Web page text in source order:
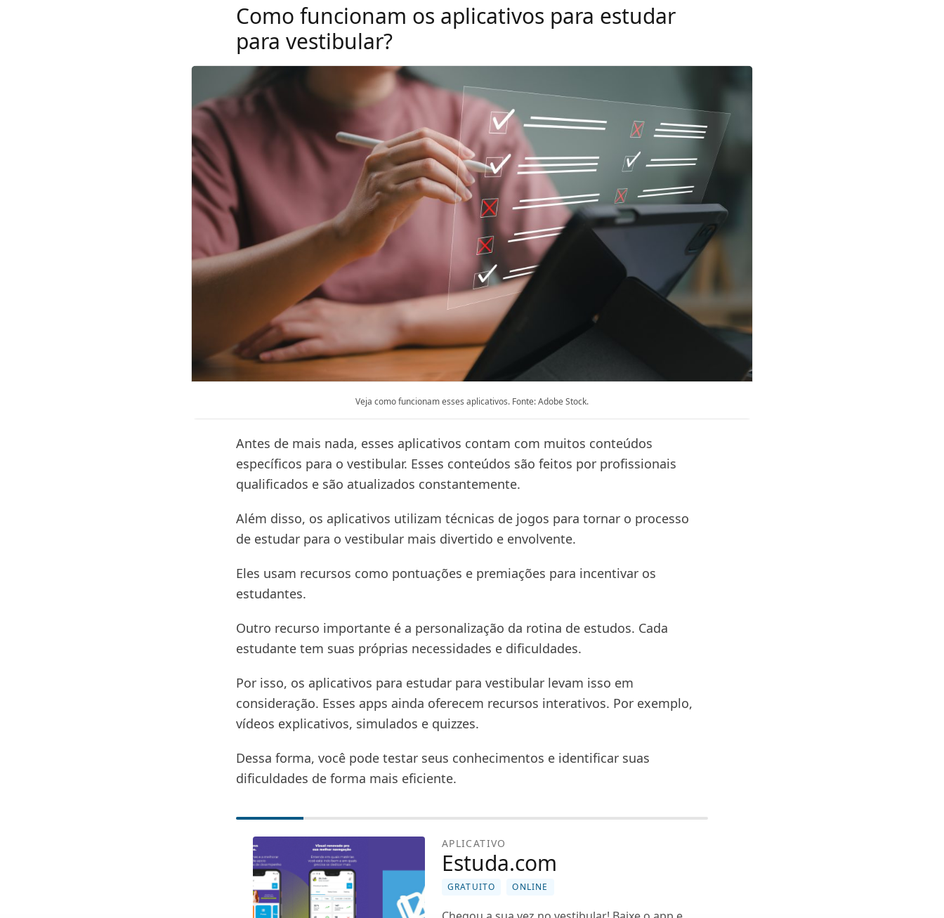
Como funcionam os aplicativos para estudar
para vestibular?
Veja como funcionam esses aplicativos. Fonte: Adobe Stock.
Antes de mais nada, esses aplicativos contam com muitos conteúdos
específicos para o vestibular. Esses conteúdos são feitos por profissionais
qualificados e são atualizados constantemente.
Além disso, os aplicativos utilizam técnicas de jogos para tornar o processo
de estudar para o vestibular mais divertido e envolvente.
Eles usam recursos como pontuações e premiações para incentivar os
estudantes.
Outro recurso importante é a personalização da rotina de estudos. Cada
estudante tem suas próprias necessidades e dificuldades.
Por isso, os aplicativos para estudar para vestibular levam isso em
consideração. Esses apps ainda oferecem recursos interativos. Por exemplo,
vídeos explicativos, simulados e quizzes.
Dessa forma, você pode testar seus conhecimentos e identificar suas
dificuldades de forma mais eficiente.
APLICATIVO
Estuda.com
GRATUITO ONLINE